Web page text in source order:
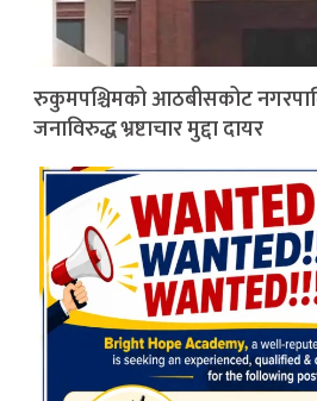
रुकुमपश्चिमको आठबीसकोट
जनाविरुद्ध भ्रष्टाचार मुद्दा दायर